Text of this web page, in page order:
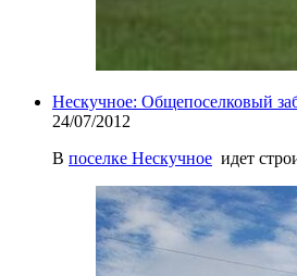
Нескучное: Общепоселковый
24/07/2012
В поселке Нескучное идет